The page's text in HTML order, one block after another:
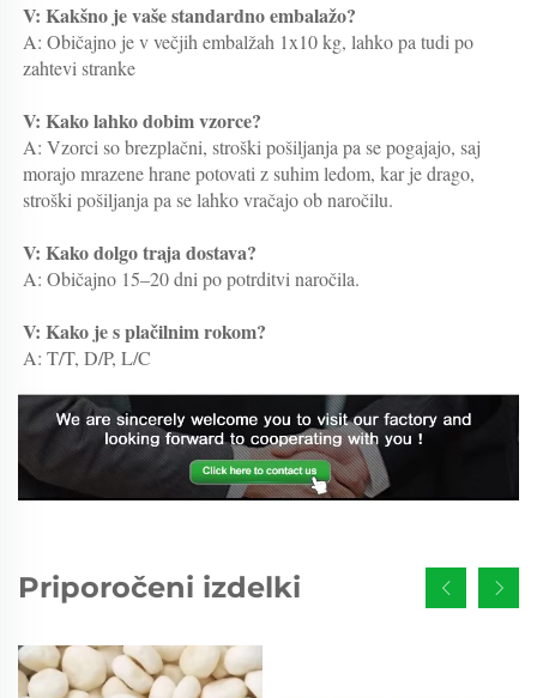
V: Kakšno je vaše standardno embalažo?
A: Običajno je v večjih embalžah 1x10 kg, lahko pa tudi po
zahtevi stranke
V: Kako lahko dobim vzorce?
A: Vzorci so brezplačni, stroški pošiljanja pa se pogajajo, saj
morajo mrazene hrane potovati z suhim ledom, kar je drago,
stroški pošiljanja pa se lahko vračajo ob naročilu.
V: Kako dolgo traja dostava?
A: Običajno 15–20 dni po potrditvi naročila.
V: Kako je s plačilnim rokom?
A: T/T, D/P, L/C
Priporočeni izdelki